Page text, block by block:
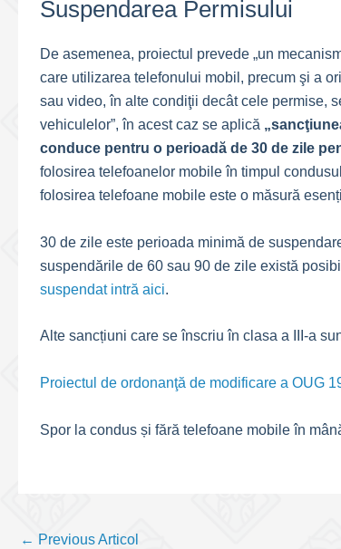
Suspendarea Permisului
De asemenea, proiectul prevede „un
care utilizarea telefonului mobil, precum şi a
sau video, în alte condiţii decât cele permise,
vehiculelor”, în acest caz se aplică
conduce pentru o perioadă de 30 de zile
folosirea telefoanelor mobile în timpul
folosirea telefoane mobile este o măsură
30 de zile este perioada minimă de
suspendările de 60 sau 90 de zile există
suspendat intră aici.
Alte sancțiuni care se înscriu în clasa a III-a
Proiectul de ordonanţă de modificare a OUG
Spor la condus și fără telefoane mobile în
Post
← Previous Articol